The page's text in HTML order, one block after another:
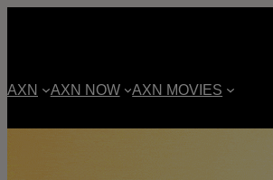
AXN AXN NOW AXN MOVIES